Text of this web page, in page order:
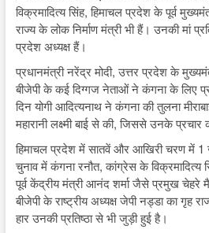
विक्रमादित्य सिंह, हिमाचल प्रदेश के पूर्व
राज्य के लोक निर्माण मंत्री भी हैं। उनकी मां
प्रदेश अध्यक्ष हैं।
प्रधानमंत्री नरेंद्र मोदी, उत्तर प्रदेश के
बीजेपी के कई दिग्गज नेताओं ने कंगना के लिए
दिन योगी आदित्यनाथ ने कंगना की तुलना
महारानी लक्ष्मी बाई से की, जिससे उनके
हिमाचल प्रदेश में सातवें और आखिरी चरण में
चुनाव में कंगना रनौत, कांग्रेस के विक्रमादित्य
पूर्व केंद्रीय मंत्री आनंद शर्मा जैसे प्रमुख चेहरे
बीजेपी के राष्ट्रीय अध्यक्ष जेपी नड्डा का गृह
हार उनकी प्रतिष्ठा से भी जुड़ी हुई है।